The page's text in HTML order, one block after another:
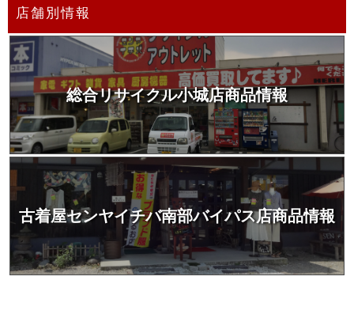
店舗別情報
総合リサイクル小城店商品情報
古着屋センヤイチバ南部バイパス店商品情報